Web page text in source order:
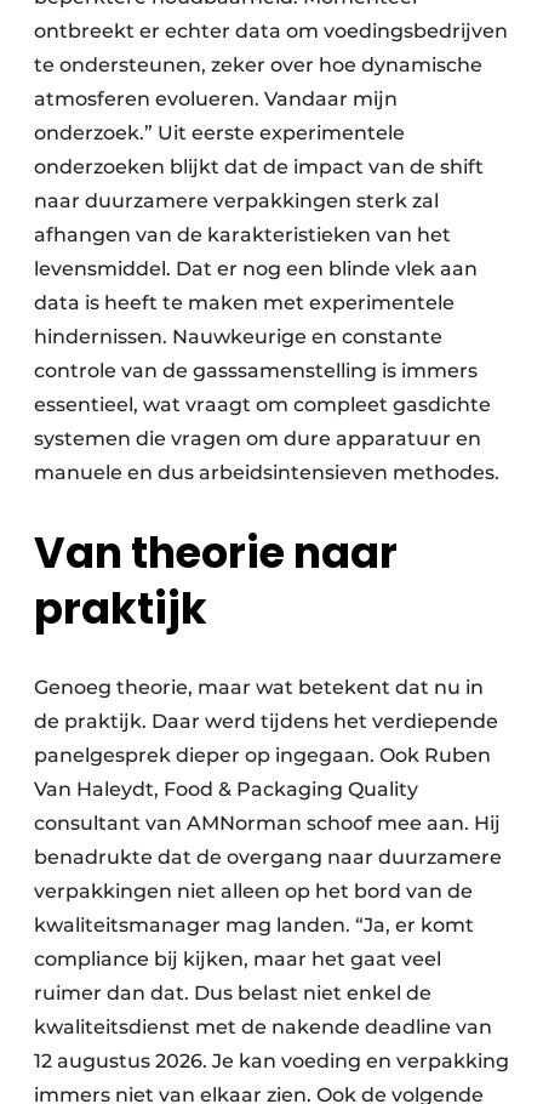
ontbreekt er echter data om voedingsbedrijven
te ondersteunen, zeker over hoe dynamische
atmosferen evolueren. Vandaar mijn
onderzoek.” Uit eerste experimentele
onderzoeken blijkt dat de impact van de shift
naar duurzamere verpakkingen sterk zal
afhangen van de karakteristieken van het
levensmiddel. Dat er nog een blinde vlek aan
data is heeft te maken met experimentele
hindernissen. Nauwkeurige en constante
controle van de gasssamenstelling is immers
essentieel, wat vraagt om compleet gasdichte
systemen die vragen om dure apparatuur en
manuele en dus arbeidsintensieven methodes.
Van theorie naar
praktijk
Genoeg theorie, maar wat betekent dat nu in
de praktijk. Daar werd tijdens het verdiepende
panelgesprek dieper op ingegaan. Ook Ruben
Van Haleydt, Food & Packaging Quality
consultant van AMNorman schoof mee aan. Hij
benadrukte dat de overgang naar duurzamere
verpakkingen niet alleen op het bord van de
kwaliteitsmanager mag landen. “Ja, er komt
compliance bij kijken, maar het gaat veel
ruimer dan dat. Dus belast niet enkel de
kwaliteitsdienst met de nakende deadline van
12 augustus 2026. Je kan voeding en verpakking
immers niet van elkaar zien. Ook de volgende